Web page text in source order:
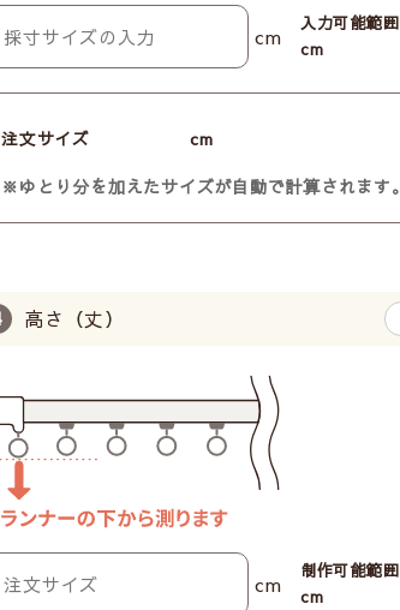
cm
入力可能範囲
cm
注文サイズ cm
※ゆとり分を加えたサイズが自動で計算されます。
高さ（丈）
cm
制作可能範囲
cm